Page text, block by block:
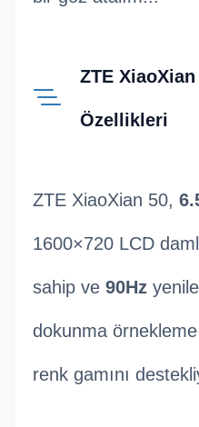
ZTE
Özellikleri
ZTE XiaoXian 50,
1600×720 LCD
sahip ve 90Hz
dokunma örnekleme
renk gamını